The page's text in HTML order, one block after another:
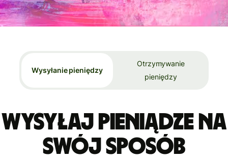
Wysyłanie pieniędzy
Otrzymywanie
pieniędzy
Wysyłaj pieniądze na
swój sposób